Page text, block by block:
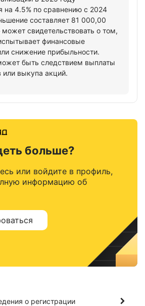
на 4.5% по сравнению с 2024
составляет 81 000,00
может свидетельствовать о том,
финансовые
снижение прибыльности.
быть следствием выплаты
или выкупа акций.
больше?
или войдите в профиль,
информацию об
о регистрации